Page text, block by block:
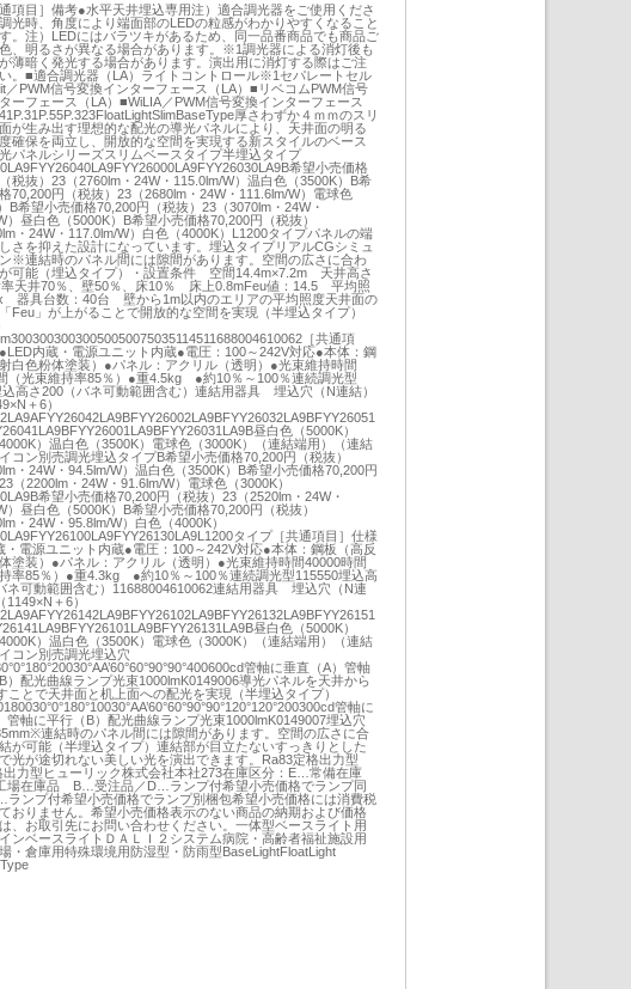
通項目］備考●水平天井埋込専用注）適合調光器をご使用くださ
光時、角度により端面部のLEDの粒感がわかりやすくなること
。注）LEDにはバラツキがあるため、同一品番商品でも商品ご
、明るさが異なる場合があります。※1調光器による消灯後も
薄暗く発光する場合があります。演出用に消灯する際はご注
。■適合調光器（LA）ライトコントロール※1セパレートセル
／PWM信号変換インターフェース（LA）■リベコムPWM信号
ーフェース（LA）■WiLIA／PWM信号変換インターフェース
厚さわずか４ｍｍのスリ
が生み出す理想的な配光の導光パネルにより、天井面の明る
確保を両立し、開放的な空間を実現する新スタイルのベース
パネルシリーズスリムベースタイプ半埋込タイプ
希望小売価格
税抜）23（2760lm・24W・115.0lm/W）温白色（3500K）B希
70,200円（税抜）23（2680lm・24W・111.6lm/W）電球色
B希望小売価格70,200円（税抜）23（3070lm・24W・
）昼白色（5000K）B希望小売価格70,200円（税抜）
・24W・117.0lm/W）白色（4000K）L1200タイプパネルの端
さを抑えた設計になっています。埋込タイプリアルCGシミュ
※連結時のパネル間には隙間があります。空間の広さに合わ
可能（埋込タイプ）・設置条件 空間14.4m×7.2m 天井高さ
率天井70％、壁50％、床10％ 床上0.8mFeu値：14.5 平均照
器具台数：40台 壁から1m以内のエリアの平均照度天井面の
Feu」が上がることで開放的な空間を実現（半埋込タイプ）
［共通項
内蔵・電源ユニット内蔵●電圧：100～242V対応●本体：鋼
白色粉体塗装）●パネル：アクリル（透明）●光束維持時間
（光束維持率85％）●重4.5kg ●約10％～100％連続調光型
込高さ200（バネ可動範囲含む）連結用器具 埋込穴（N連結）
＋6）
昼白色（5000K）
）温白色（3500K）電球色（3000K）（連結端用）（連結
コン別売調光埋込タイプB希望小売価格70,200円（税抜）
・24W・94.5lm/W）温白色（3500K）B希望小売価格70,200円
（2200lm・24W・91.6lm/W）電球色（3000K）
希望小売価格70,200円（税抜）23（2520lm・24W・
）昼白色（5000K）B希望小売価格70,200円（税抜）
・24W・95.8lm/W）白色（4000K）
タイプ［共通項目］仕様
・電源ユニット内蔵●電圧：100～242V対応●本体：鋼板（高反
塗装）●パネル：アクリル（透明）●光束維持時間40000時間
持率85％）●重4.3kg ●約10％～100％連続調光型115550埋込高
ネ可動範囲含む）11688004610062連結用器具 埋込穴（N連
1149×N＋6）
昼白色（5000K）
）温白色（3500K）電球色（3000K）（連結端用）（連結
コン別売調光埋込穴
管軸に垂直（A）管軸
）配光曲線ランプ光束1000lmK0149006導光パネルを天井から
ことで天井面と机上面への配光を実現（半埋込タイプ）
管軸に
管軸に平行（B）配光曲線ランプ光束1000lmK0149007埋込穴
連結時のパネル間には隙間があります。空間の広さに合
が可能（半埋込タイプ）連結部が目立たないすっきりとした
光が途切れない美しい光を演出できます。Ra83定格出力型
出力型ヒューリック株式会社本社273在庫区分：E…常備在庫
在庫品 B…受注品／D…ランプ付希望小売価格でランプ同
ンプ付希望小売価格でランプ別梱包希望小売価格には消費税
おりません。希望小売価格表示のない商品の納期および価格
、お取引先にお問い合わせください。一体型ベースライト用
ンベースライトＤＡＬＩ２システム病院・高齢者福祉施設用
・倉庫用特殊環境用防湿型・防雨型BaseLightFloatLight